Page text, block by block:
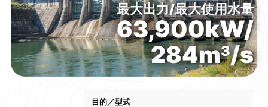
最大出力/最大使用水量
63,900kW/
284m3/s
目的／型式